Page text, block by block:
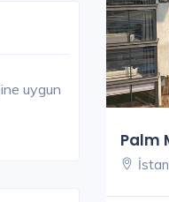
uygun
Palm